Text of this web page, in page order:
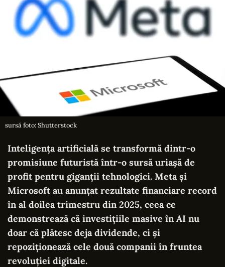
sursă foto: Shutterstock
Inteligența artificială se transformă dintr-o
promisiune futuristă într-o sursă uriașă de
profit pentru giganții tehnologici. Meta și
Microsoft au anunțat rezultate financiare record
în al doilea trimestru din 2025, ceea ce
demonstrează că investițiile masive în AI nu
doar că plătesc deja dividende, ci și
repoziționează cele două companii în fruntea
revoluției digitale.